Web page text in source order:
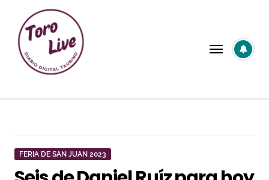
contenido
FERIA DE SAN JUAN 2023